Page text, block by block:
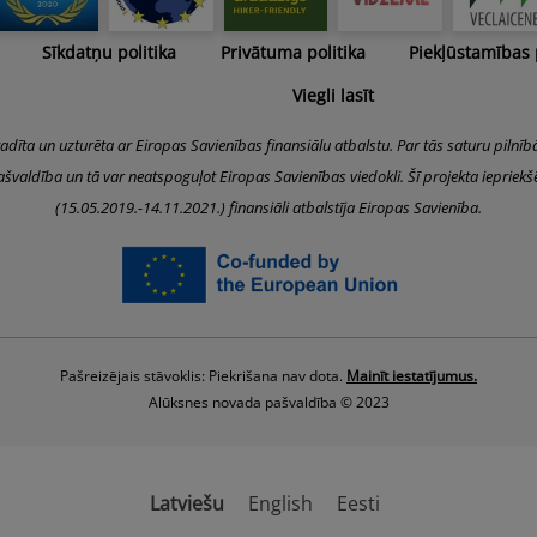
Sīkdatņu politika Privātuma politika
Viegli lasīt
un uzturēta ar Eiropas Savienības finansiālu atbalstu. Par tās saturu
un tā var neatspoguļot Eiropas Savienības viedokli. Šī projekta
(15.05.2019.-14.11.2021.) finansiāli atbalstīja Eiropas Savienība.
Pašreizējais stāvoklis: Piekrišana nav dota. Mainīt iestatījumus.
Alūksnes novada pašvaldība © 2023
Latviešu English Eesti